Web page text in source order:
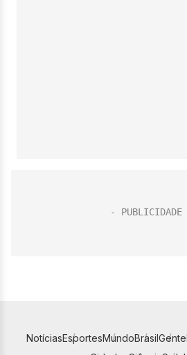
NotíciasEsportesMundoBrasilGente